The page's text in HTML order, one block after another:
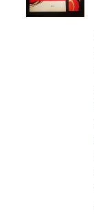
/
SZCZEGÓŁY